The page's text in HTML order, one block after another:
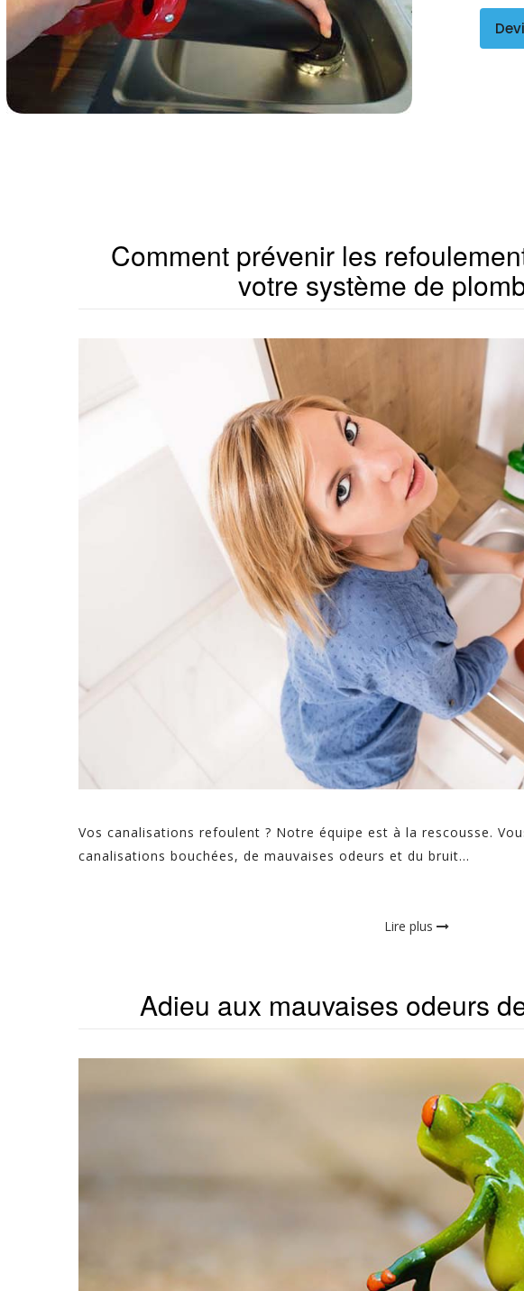
Comment prévenir les
votre système de
Vos canalisations refoulent ? Notre équipe est à la rescousse.
canalisations bouchées, de mauvaises odeurs et du bruit...
Lire plus
Adieu aux mauvaises odeurs